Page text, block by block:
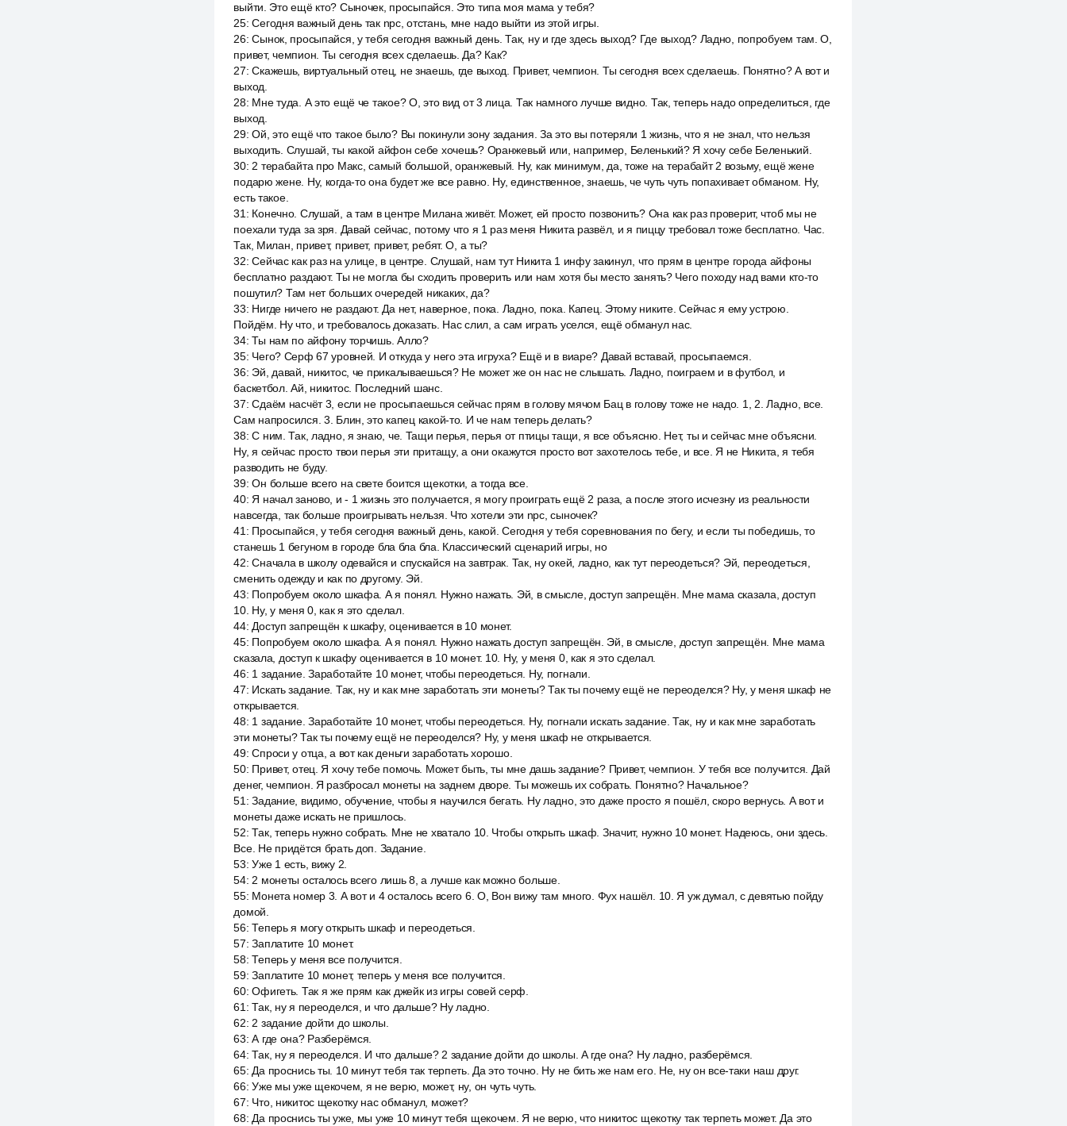
выйти. Это ещё кто? Сыночек, просыпайся. Это типа моя мама у тебя?
25:Сегодня важный день так npc, отстань, мне надо выйти из этой игры.
26:Сынок, просыпайся, у тебя сегодня важный день. Так, ну и где здесь выход? Где выход? Ладно, попробуем там. О,
привет, чемпион. Ты сегодня всех сделаешь. Да? Как?
27:Скажешь, виртуальный отец, не знаешь, где выход. Привет, чемпион. Ты сегодня всех сделаешь. Понятно? А вот и
выход.
28: Мне туда. А это ещё че такое? О, это вид от 3 лица. Так намного лучше видно. Так, теперь надо определиться, где
выход.
29:Ой, это ещё что такое было? Вы покинули зону задания. За это вы потеряли 1 жизнь, что я не знал, что нельзя
выходить. Слушай, ты какой айфон себе хочешь? Оранжевый или, например, Беленький? Я хочу себе Беленький.
30: 2 терабайта про Макс, самый большой, оранжевый. Ну, как минимум, да, тоже на терабайт 2 возьму, ещё жене
подарю жене. Ну, когда-то она будет же все равно. Ну, единственное, знаешь, че чуть чуть попахивает обманом. Ну,
есть такое.
31 : Конечно. Слушай, а там в центре Милана живёт. Может, ей просто позвонить? Она как раз проверит, чтоб мы не
поехали туда за зря. Давай сейчас, потому что я 1 раз меня Никита развёл, и я пиццу требовал тоже бесплатно. Час.
Так, Милан, привет, привет, привет, ребят. О, а ты?
32:Сейчас как раз на улице, в центре. Слушай, нам тут Никита 1 инфу закинул, что прям в центре города айфоны
бесплатно раздают. Ты не могла бы сходить проверить или нам хотя бы место занять? Чего походу над вами кто-то
пошутил? Там нет больших очередей никаких, да?
33: Нигде ничего не раздают. Да нет, наверное, пока. Ладно, пока. Капец. Этому никите. Сейчас я ему устрою.
Пойдём. Ну что, и требовалось доказать. Нас слил, а сам играть уселся, ещё обманул нас.
34:Ты нам по айфону торчишь. Алло?
35: Чего? Серф 67 уровней. И откуда у него эта игруха? Ещё и в виаре? Давай вставай, просыпаемся.
36: Эй, давай, никитос, че прикалываешься? Не может же он нас не слышать. Ладно, поиграем и в футбол, и
баскетбол. Ай, никитос. Последний шанс.
37:Сдаём насчёт 3, если не просыпаешься сейчас прям в голову мячом Бац в голову тоже не надо. 1, 2. Ладно, все.
Сам напросился. 3. Блин, это капец какой-то. И че нам теперь делать?
38:С ним. Так, ладно, я знаю, че. Тащи перья, перья от птицы тащи, я все объясню. Нет, ты и сейчас мне объясни.
Ну, я сейчас просто твои перья эти притащу, а они окажутся просто вот захотелось тебе, и все. Я не Никита, я тебя
разводить не буду.
39:Он больше всего на свете боится щекотки, а тогда все.
40: Я начал заново, и - 1 жизнь это получается, я могу проиграть ещё 2 раза, а после этого исчезну из реальности
навсегда, так больше проигрывать нельзя. Что хотели эти npc, сыночек?
41 : Просыпайся, у тебя сегодня важный день, какой. Сегодня у тебя соревнования по бегу, и если ты победишь, то
станешь 1 бегуном в городе бла бла бла. Классический сценарий игры, но
42:Сначала в школу одевайся и спускайся на завтрак. Так, ну окей, ладно, как тут переодеться? Эй, переодеться,
сменить одежду и как по другому. Эй.
43: Попробуем около шкафа. А я понял. Нужно нажать. Эй, в смысле, доступ запрещён. Мне мама сказала, доступ
10. Ну, у меня 0, как я это сделал.
44: Доступ запрещён к шкафу, оценивается в 10 монет.
45: Попробуем около шкафа. А я понял. Нужно нажать доступ запрещён. Эй, в смысле, доступ запрещён. Мне мама
сказала, доступ к шкафу оценивается в 10 монет. 10. Ну, у меня 0, как я это сделал.
46: 1 задание. Заработайте 10 монет, чтобы переодеться. Ну, погнали.
47: Искать задание. Так, ну и как мне заработать эти монеты? Так ты почему ещё не переоделся? Ну, у меня шкаф не
открывается.
48: 1 задание. Заработайте 10 монет, чтобы переодеться. Ну, погнали искать задание. Так, ну и как мне заработать
эти монеты? Так ты почему ещё не переоделся? Ну, у меня шкаф не открывается.
49:Спроси у отца, а вот как деньги заработать хорошо.
50: Привет, отец. Я хочу тебе помочь. Может быть, ты мне дашь задание? Привет, чемпион. У тебя все получится. Дай
денег, чемпион. Я разбросал монеты на заднем дворе. Ты можешь их собрать. Понятно? Начальное?
51 :Задание, видимо, обучение, чтобы я научился бегать. Ну ладно, это даже просто я пошёл, скоро вернусь. А вот и
монеты даже искать не пришлось.
52:Так, теперь нужно собрать. Мне не хватало 10. Чтобы открыть шкаф. Значит, нужно 10 монет. Надеюсь, они здесь.
Все. Не придётся брать доп. Задание.
53:Уже 1 есть, вижу 2.
54: 2 монеты осталось всего лишь 8, а лучше как можно больше.
55: Монета номер 3. А вот и 4 осталось всего 6. О, Вон вижу там много. Фух нашёл. 10. Я уж думал, с девятью пойду
домой.
56:Теперь я могу открыть шкаф и переодеться.
57:Заплатите 10 монет.
58:Теперь у меня все получится.
59:Заплатите 10 монет, теперь у меня все получится.
60:Офигеть. Так я же прям как джейк из игры совей серф.
61 :Так, ну я переоделся, и что дальше? Ну ладно.
62: 2 задание дойти до школы.
63:А где она? Разберёмся.
64:Так, ну я переоделся. И что дальше? 2 задание дойти до школы. А где она? Ну ладно, разберёмся.
65: Да проснись ты. 10 минут тебя так терпеть. Да это точно. Ну не бить же нам его. Не, ну он все-таки наш друг.
66:Уже мы уже щекочем, я не верю, может, ну, он чуть чуть.
67: Что, никитос щекотку нас обманул, может?
68: Да проснись ты уже, мы уже 10 минут тебя щекочем. Я не верю, что никитос щекотку так терпеть может. Да это